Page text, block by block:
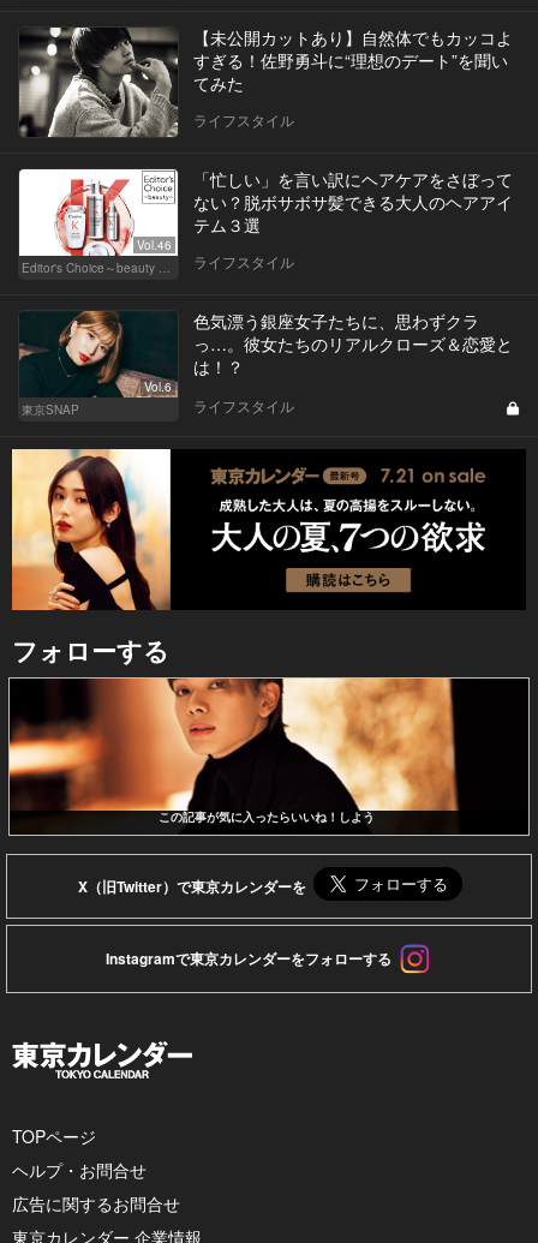
【未公開カットあり】自然体でもカッコよ
すぎる！佐野勇斗に“理想のデート”を聞い
てみた
ライフスタイル
Vol.46
Editor's Choice～beauty & wellness～
「忙しい」を言い訳にヘアケアをさぼって
ない？脱ボサボサ髪できる大人のヘアアイ
テム３選
ライフスタイル
Vol.6
東京SNAP
色気漂う銀座女子たちに、思わずクラ
っ…。彼女たちのリアルクローズ＆恋愛と
は！？
ライフスタイル
フォローする
この記事が気に入ったらいいね！しよう
X（旧Twitter）で東京カレンダーを
Instagramで東京カレンダーをフォローする
TOPページ
ヘルプ・お問合せ
広告に関するお問合せ
東京カレンダー 企業情報